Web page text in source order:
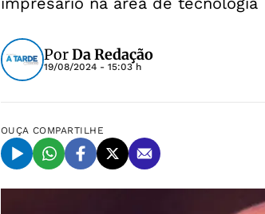
PorDa Redação
19/08/2024 - 15:03 h
OUÇA COMPARTILHE